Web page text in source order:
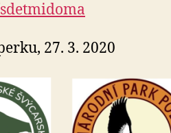
27. 3. 2020